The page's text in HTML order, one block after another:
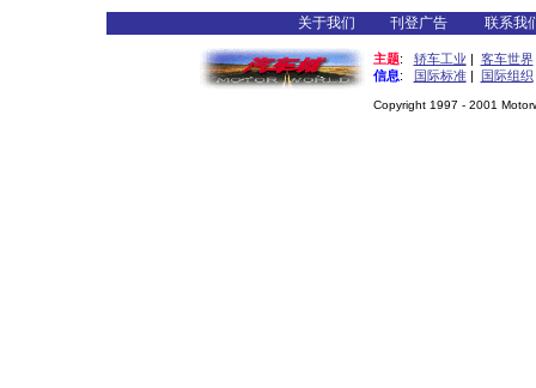
关于我们 刊登广告 联系我
主题: 轿车工业 | 客车世界
信息: 国际标准| 国际组织
Copyright 1997 - 2001